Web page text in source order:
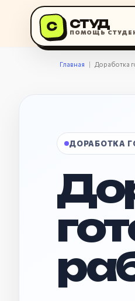
С СТУД
ПОМОЩЬ
Главная Доработка
ДОРАБОТКА